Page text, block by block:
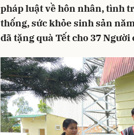
pháp luật về hôn nhân, tình
thống, sức khỏe sinh sản
đã tặng quà Tết cho 37